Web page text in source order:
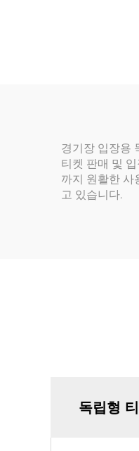
경기장 입장용
티켓 판매 및
까지 원활한 사
고 있습니다.
독립형